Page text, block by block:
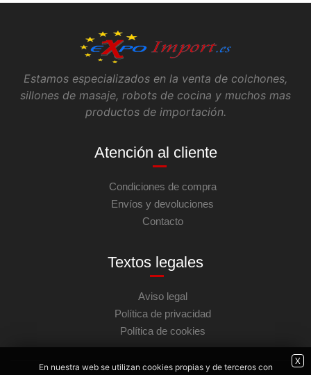
Estamos especializados en la venta de colchones,
sillones de masaje, robots de cocina y muchos mas
productos de importación.
Atención al cliente
Condiciones de compra
Envíos y devoluciones
Contacto
Textos legales
Aviso legal
Política de privacidad
Política de cookies
X
En nuestra web se utilizan cookies propias y de terceros con